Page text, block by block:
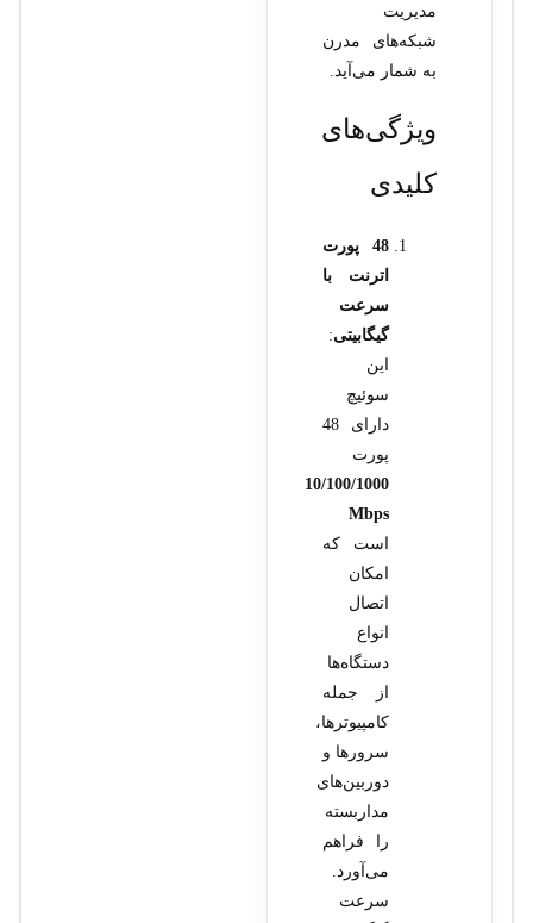
مدیریت
شبکه‌های مدرن
به شمار می‌آید.
ویژگی‌های
کلیدی
48 پورت
اترنت با
سرعت
گیگابیتی:
این
سوئیچ
دارای 48
پورت
10/100/1000
Mbps
است که
امکان
اتصال
انواع
دستگاه‌ها
از جمله
کامپیوترها،
سرورها و
دوربین‌های
مداربسته
را فراهم
می‌آورد.
سرعت